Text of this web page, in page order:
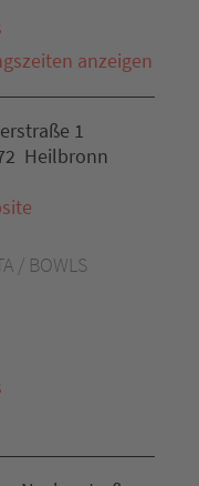
anzeigen
/ BOWLS
1
Heilbronn